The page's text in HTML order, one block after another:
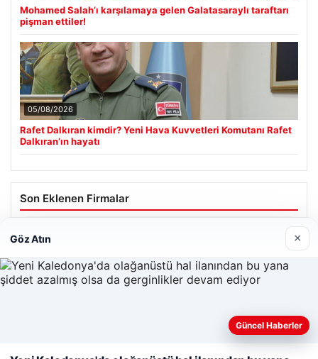
Mohamed Salah’ı karşılamaya gelen Galatasaraylı taraftarı
pişman ettiler!
05/08/2026
Rafet Dalkıran kimdir? Yeni Hava Kuvvetleri Komutanı Rafet
Dalkıran’ın hayatı
Son Eklenen Firmalar
Hastaş Beton
Web sitemizi nasıl kullandığınızı daha iyi anlayabilmek,
Göz Atın ×
Güncel Haberler